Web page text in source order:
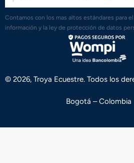
Contamos con los mas altos estándares para
información y la ley de protección de datos
© 2026, Troya Ecuestre. Todos los
Bogotá – Colombia